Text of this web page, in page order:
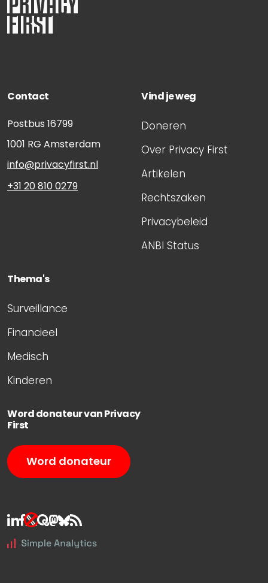
Contact
Postbus 16799
1001 RG Amsterdam
info@privacyfirst.nl
+31 20 810 0279
Vind je weg
Doneren
Over Privacy First
Artikelen
Rechtszaken
Privacybeleid
ANBI Status
Thema's
Surveillance
Financieel
Medisch
Kinderen
Word donateur van Privacy
First
Word donateur